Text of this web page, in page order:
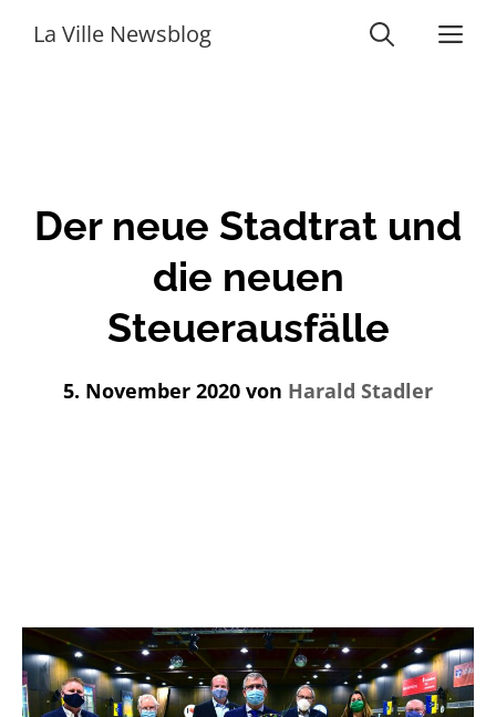
InhaltLa Ville Newsblog
Der neue Stadtrat und
die neuen
Steuerausfälle
5. November 2020 von Harald Stadler